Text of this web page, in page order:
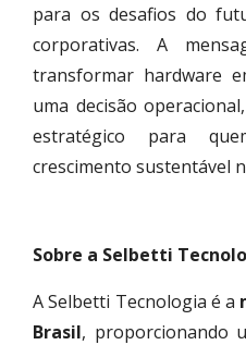
para os desafios do
corporativas. A
transformar hardware
uma decisão
estratégico para
crescimento sustentável
Sobre a Selbetti
A Selbetti Tecnologia é a
Brasil, proporcionando